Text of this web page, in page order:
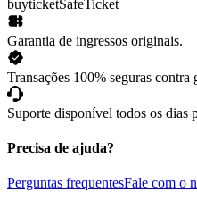
buyticketSafeTicket
Garantia de ingressos originais.
Transações 100% seguras contra
Suporte disponível todos os dias
Precisa de ajuda?
Perguntas frequentesFale com o